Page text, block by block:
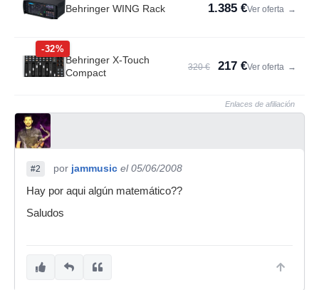
Behringer WING Rack 1.385 €Ver oferta →
-32%
Behringer X-Touch
Compact
320 € 217 €Ver oferta →
Enlaces de afiliación
#2 por jammusic el 05/06/2008
Hay por aqui algún matemático??
Saludos